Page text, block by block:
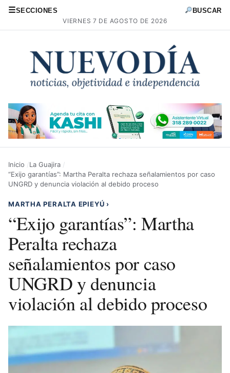
☰SECCIONES
VIERNES 7 DE AGOSTO DE 2026
BUSCAR
Inicio
La Guajira
“Exijo garantías”: Martha Peralta rechaza señalamientos por caso
UNGRD y denuncia violación al debido proceso
MARTHA PERALTA EPIEYÚ ›
“Exijo garantías”: Martha
Peralta rechaza
señalamientos por caso
UNGRD y denuncia
violación al debido proceso